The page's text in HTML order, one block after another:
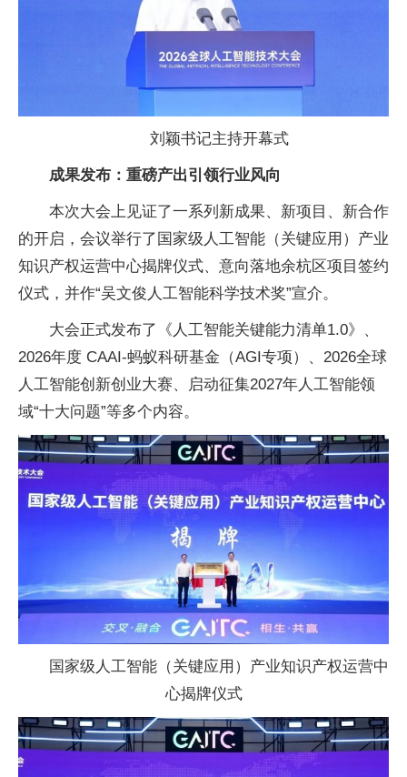
刘颖书记主持开幕式
成果发布：重磅产出引领行业风向
本次大会上见证了一系列新成果、新项目、新合作
的开启，会议举行了 国家级人工智能（关键应用）产业
知识产权运营中心揭牌仪式、意向落地余杭区项目签约
仪式，并作“吴文俊人工智能科学技术奖”宣介。
大会正式发布了《人工智能关键能力清单1.0》、
2026年度 CAAI-蚂蚁科研基金（AGI专项）、2026全球
人工智能创新创业大赛、启动征集2027年人工智能领
域“十大问题”等多个内容。
国家级人工智能（关键应用）产业知识产权运营中
心揭牌仪式